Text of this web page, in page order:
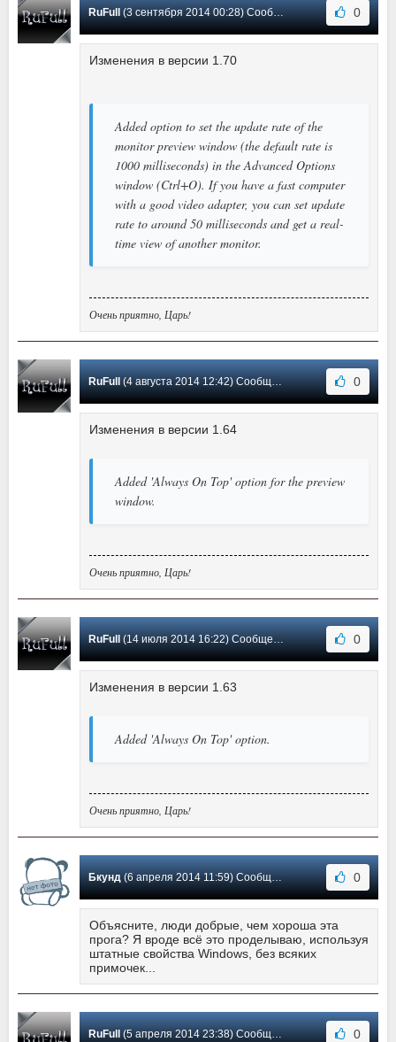
RuFull(3 сентября 2014 00:28) Сообщение #33 0
Изменения в версии 1.70
Added option to set the update rate of the
monitor preview window (the default rate is
1000 milliseconds) in the Advanced Options
window (Ctrl+O). If you have a fast computer
with a good video adapter, you can set update
rate to around 50 milliseconds and get a real-
time view of another monitor.
Очень приятно, Царь!
RuFull(4 августа 2014 12:42) Сообщение #32 0
Изменения в версии 1.64
Added 'Always On Top' option for the preview
window.
Очень приятно, Царь!
RuFull(14 июля 2014 16:22) Сообщение #31 0
Изменения в версии 1.63
Added 'Always On Top' option.
Очень приятно, Царь!
Бкунд(6 апреля 2014 11:59) Сообщение #30 0
Объясните, люди добрые, чем хороша эта
прога? Я вроде всё это проделываю, используя
штатные свойства Windows, без всяких
примочек...
RuFull(5 апреля 2014 23:38) Сообщение #29 0